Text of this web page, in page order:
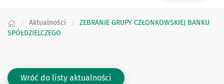
Aktualności
ZEBRANIE GRUPY CZŁONKOWSKIEJ BANKU
SPÓŁDZIELCZEGO
Wróć do listy aktualności